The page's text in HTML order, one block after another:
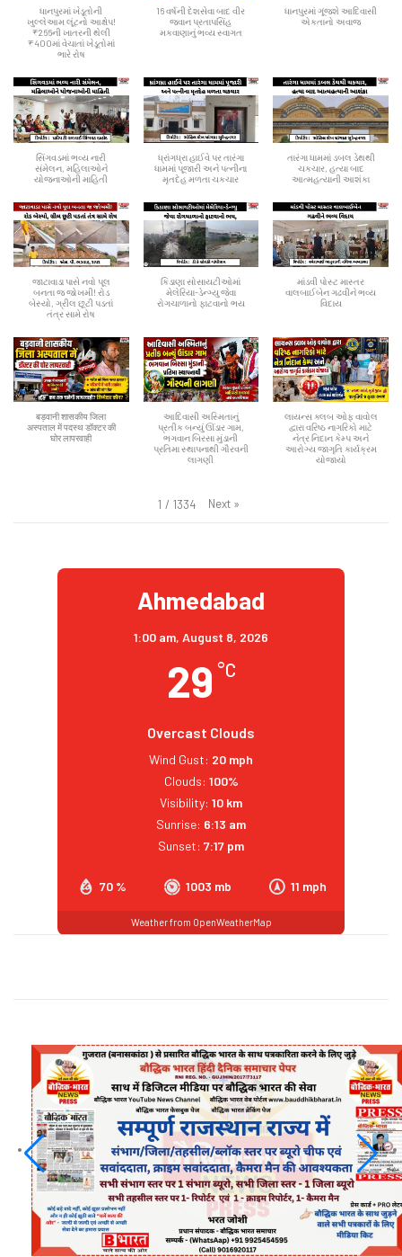
ધાનપુરમાં ખેડૂતોની
ખુલ્લેઆમ લૂંટનો આક્ષેપ!
₹266ની ખાતરની થેલી
₹400માં વેચાતાં ખેડૂતોમાં
ભારે રોષ
16 વર્ષની દેશસેવા બાદ વીર
જવાન પ્રતાપસિંહ
મકવાણાનું ભવ્ય સ્વાગત
ધાનપુરમાં ગૂંજશે આદિવાસી
એકતાનો અવાજ
સિંગવડમાં ભવ્ય નારી
સંમેલન, મહિલાઓને
યોજનાઓની માહિતી
ધ્રાંગધ્રા હાઈવે પર તારંગા
ધામમાં પૂજારી અને પત્નીના
મૃતદેહ મળતા ચકચાર
તારંગા ધામમાં ડબલ ડેથથી
ચકચાર, હત્યા બાદ
આત્મહત્યાની આશંકા
જાટાવાડા પાસે નવો પૂલ
બનતા જ જોખમી! રોડ
બેસ્યો, ગ્રીલ છૂટી પડતાં
તંત્ર સામે રોષ
કિડાણા સોસાયટીઓમાં
મેલેરિયા-ડેન્ગ્યુ જેવા
રોગચાળાનો ફાટવાનો ભય
માંડવી પોસ્ટ માસ્તર
વાલબાઈબેન ગઢવીને ભવ્ય
વિદાય
बड़वानी शासकीय जिला
अस्पताल में पदस्थ डॉक्टर की
घोर लापरवाही
આદિવાસી અસ્મિતાનું
પ્રતીક બન્યું ઊંડાર ગામ,
ભગવાન બિરસા મુંડાની
પ્રતિમા સ્થાપનાથી ગૌરવની
લાગણી
લાયન્સ ક્લબ ઓફ વાવોલ
દ્વારા વરિષ્ઠ નાગરિકો માટે
નેત્ર નિદાન કેમ્પ અને
આરોગ્ય જાગૃતિ કાર્યક્રમ
યોજાયો
1 / 1334 Next »
Ahmedabad
1:00 am, August 8, 2026
29 °C
Overcast Clouds
70 % 1003 mb 11 mph
Wind Gust: 20 mph
Clouds: 100%
Visibility: 10 km
Sunrise: 6:13 am
Sunset: 7:17 pm
Weather from OpenWeatherMap